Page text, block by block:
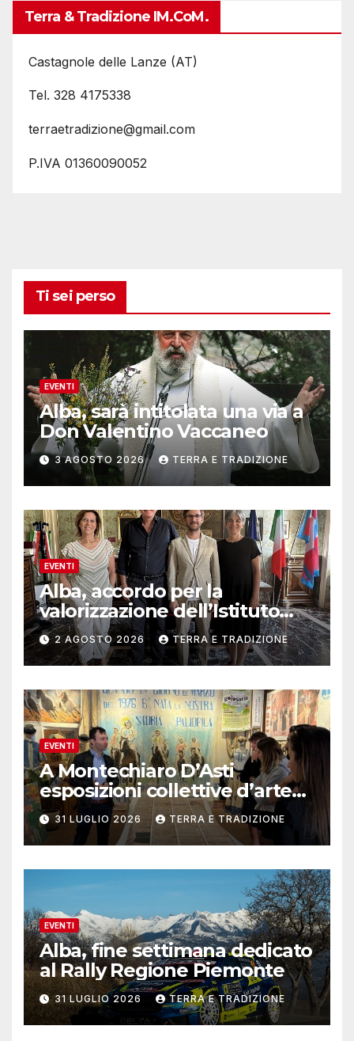
Terra & Tradizione IM.coM.
Castagnole delle Lanze (AT)
Tel. 328 4175338
terraetradizione@gmail.com
P.IVA 01360090052
Ti sei perso
EVENTI
Alba, sarà intitolata una via a
Don Valentino Vaccaneo
3 AGOSTO 2026 TERRA E TRADIZIONE
EVENTI
Alba, accordo per la
valorizzazione dell’Istituto
musicale Rocca
2 AGOSTO 2026 TERRA E TRADIZIONE
EVENTI
A Montechiaro D’Asti
esposizioni collettive d’arte
contemporanea
31 LUGLIO 2026 TERRA E TRADIZIONE
EVENTI
Alba, fine settimana dedicato
al Rally Regione Piemonte
31 LUGLIO 2026 TERRA E TRADIZIONE